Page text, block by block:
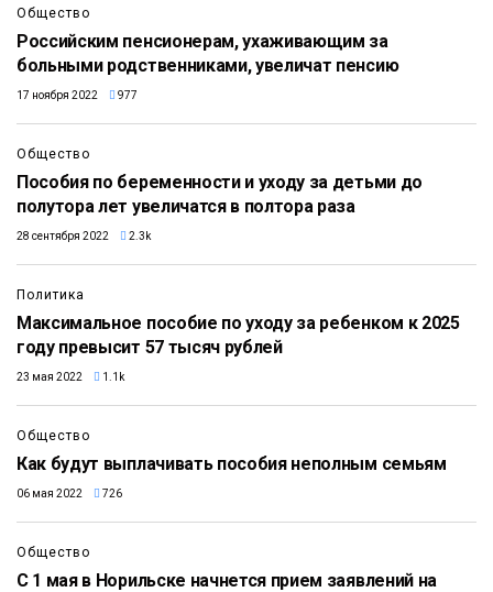
Общество
Российским пенсионерам, ухаживающим за
больными родственниками, увеличат пенсию
17 ноября 2022 977
Общество
Пособия по беременности и уходу за детьми до
полутора лет увеличатся в полтора раза
28 сентября 2022 2.3k
Политика
Максимальное пособие по уходу за ребенком к 2025
году превысит 57 тысяч рублей
23 мая 2022 1.1k
Общество
Как будут выплачивать пособия неполным семьям
06 мая 2022 726
Общество
С 1 мая в Норильске начнется прием заявлений на